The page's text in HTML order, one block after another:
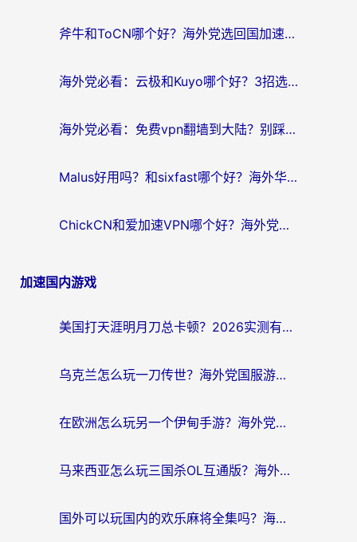
斧牛和ToCN哪个好？海外党选回国加速器的避坑指南（附免费工具推荐）
海外党必看：云极和Kuyo哪个好？3招选对回国加速器，无缝刷国内资源
海外党必看：免费vpn翻墙到大陆？别踩坑！教你选对回国加速器无缝追剧玩游戏
Malus好用吗？和sixfast哪个好？海外华人亲测3款热门回国加速器，附排名指南
ChickCN和爱加速VPN哪个好？海外党亲测3款回国加速器，这一款才是无缝访问国内资源的最优解
加速国内游戏
美国打天涯明月刀总卡顿？2026实测有效的加速器推荐（附跨平台使用技巧）
乌克兰怎么玩一刀传世？海外党国服游戏加速终极指南（附天下-异兽山海街头篮球实测）
在欧洲怎么玩另一个伊甸手游？海外党亲测有效的国服游戏加速指南
马来西亚怎么玩三国杀OL互通版？海外党必看的国服游戏加速器避坑指南
国外可以玩国内的欢乐麻将全集吗？海外党亲测有效的国服游戏加速指南